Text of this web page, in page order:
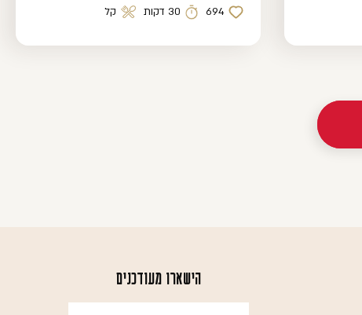
כמות לייקים
694 זמן הכנה
30 דקות רמת קושי
קל
הישארו מעודכנים